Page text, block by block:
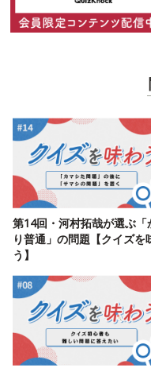
第14回・河村拓哉が選ぶ「
り普通」の問題【クイズを
う】